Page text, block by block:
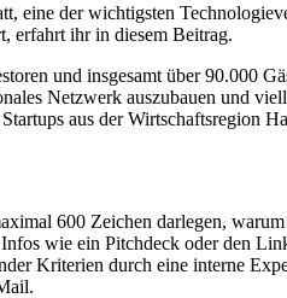
eine der wichtigsten
erfahrt ihr in diesem Beitrag.
und insgesamt über 90.000
Netzwerk auszubauen und
aus der Wirtschaftsregion
600 Zeichen darlegen,
wie ein Pitchdeck oder den
Kriterien durch eine interne